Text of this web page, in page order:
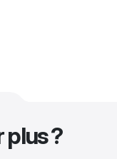
plus ?